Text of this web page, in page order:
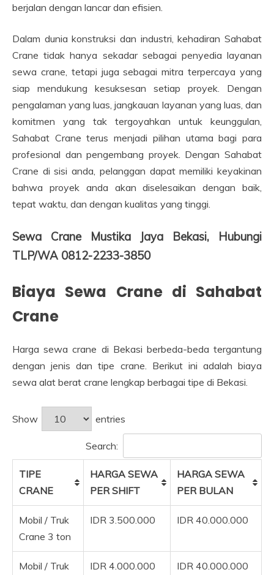
berjalan dengan lancar dan efisien.
Dalam dunia konstruksi dan industri, kehadiran Sahabat
Crane tidak hanya sekadar sebagai penyedia layanan
sewa crane, tetapi juga sebagai mitra terpercaya yang
siap mendukung kesuksesan setiap proyek. Dengan
pengalaman yang luas, jangkauan layanan yang luas, dan
komitmen yang tak tergoyahkan untuk keunggulan,
Sahabat Crane terus menjadi pilihan utama bagi para
profesional dan pengembang proyek. Dengan Sahabat
Crane di sisi anda, pelanggan dapat memiliki keyakinan
bahwa proyek anda akan diselesaikan dengan baik,
tepat waktu, dan dengan kualitas yang tinggi.
Sewa Crane Mustika Jaya Bekasi, Hubungi
TLP/WA 0812-2233-3850
Biaya Sewa Crane di Sahabat
Crane
Harga sewa crane di Bekasi berbeda-beda tergantung
dengan jenis dan tipe crane. Berikut ini adalah biaya
sewa alat berat crane lengkap berbagai tipe di Bekasi.
Show entries
Search:
TIPE
CRANE
HARGA SEWA
PER SHIFT
HARGA SEWA
PER BULAN
Mobil / Truk
Crane 3 ton
IDR 3.500.000 IDR 40.000.000
Mobil / Truk
IDR 4.000.000 IDR 40.000.000